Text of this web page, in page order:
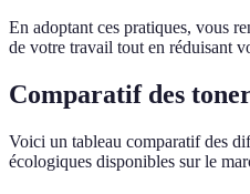
En adoptant ces pratiques, vous
de votre travail tout en réduisant
Comparatif des
Voici un tableau comparatif des
écologiques disponibles sur le